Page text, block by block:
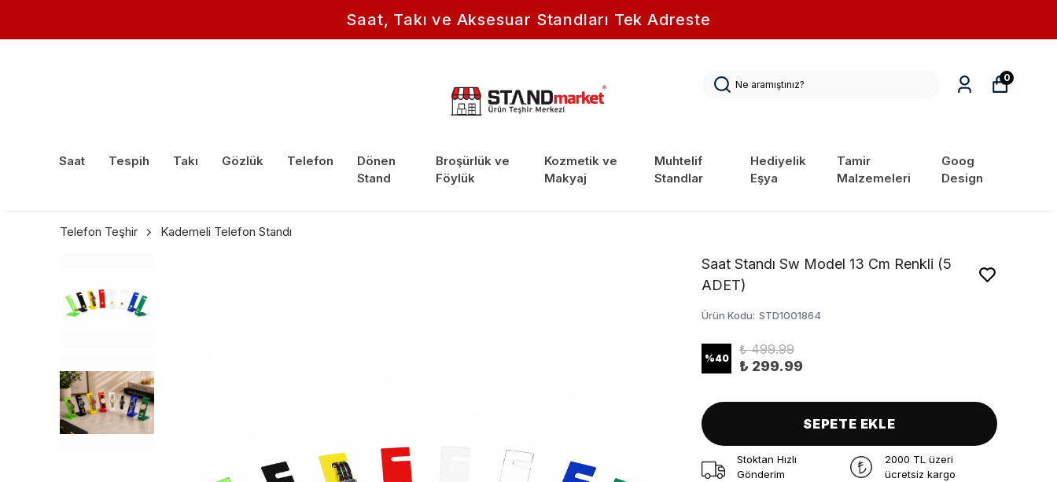
Saat, Takı ve Aksesuar Standları Tek Adreste
Saat Tespih Takı Gözlük Telefon
Dönen
Stand
Broşürlük ve
Föylük
Kozmetik ve
Makyaj
Muhtelif
Standlar
Hediyelik
Eşya
Tamir
Malzemeleri
Goog
Design
0
Telefon Teşhir Kademeli Telefon Standı
Saat Standı Sw Model 13 Cm Renkli (5
ADET)
Ürün Kodu: STD1001864
%40
₺ 499.99
₺ 299.99
SEPETE EKLE
Stoktan Hızlı
Gönderim
2000 TL üzeri
ücretsiz kargo